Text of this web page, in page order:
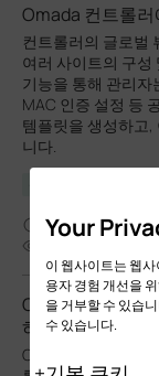
Omada 컨트롤
컨트롤러의 글로벌
여러 사이트의 구성
기능을 통해 관리자
MAC 인증 설정 등
템플릿을 생성하고,
니다.
07-15-2026
Omada 무선 브
하는 방법
Omada 브릿지 장
Your
이 웹사이트는 웹
용자 경험 개선을
을 거부할 수 있습
수 있습니다.